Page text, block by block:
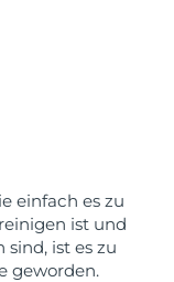
einfach es zu
ist und
sind, ist es zu
geworden.